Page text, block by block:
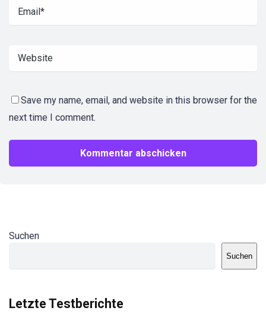
Save my name, email, and website in this browser for the
next time I comment.
Suchen
Suchen
Letzte Testberichte